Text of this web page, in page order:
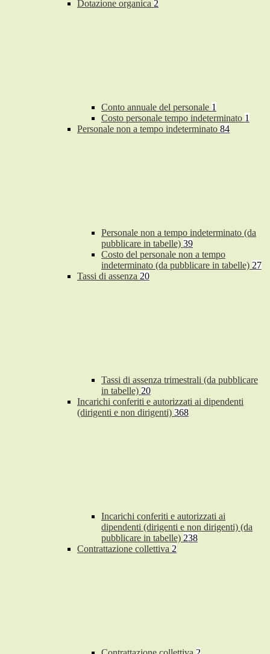
Dotazione organica 2
Conto annuale del personale 1
Costo personale tempo indeterminato 1
Personale non a tempo indeterminato 84
Personale non a tempo indeterminato (da
pubblicare in tabelle) 39
Costo del personale non a tempo
indeterminato (da pubblicare in tabelle) 27
Tassi di assenza 20
Tassi di assenza trimestrali (da pubblicare
in tabelle) 20
Incarichi conferiti e autorizzati ai dipendenti
(dirigenti e non dirigenti) 368
Incarichi conferiti e autorizzati ai
dipendenti (dirigenti e non dirigenti) (da
pubblicare in tabelle) 238
Contrattazione collettiva 2